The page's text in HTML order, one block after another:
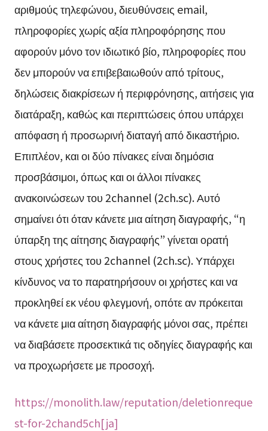
αριθμούς τηλεφώνου, διευθύνσεις email,
πληροφορίες χωρίς αξία πληροφόρησης που
αφορούν μόνο τον ιδιωτικό βίο, πληροφορίες που
δεν μπορούν να επιβεβαιωθούν από τρίτους,
δηλώσεις διακρίσεων ή περιφρόνησης, αιτήσεις για
διατάραξη, καθώς και περιπτώσεις όπου υπάρχει
απόφαση ή προσωρινή διαταγή από δικαστήριο.
Επιπλέον, και οι δύο πίνακες είναι δημόσια
προσβάσιμοι, όπως και οι άλλοι πίνακες
ανακοινώσεων του 2channel (2ch.sc). Αυτό
σημαίνει ότι όταν κάνετε μια αίτηση διαγραφής, “η
ύπαρξη της αίτησης διαγραφής” γίνεται ορατή
στους χρήστες του 2channel (2ch.sc). Υπάρχει
κίνδυνος να το παρατηρήσουν οι χρήστες και να
προκληθεί εκ νέου φλεγμονή, οπότε αν πρόκειται
να κάνετε μια αίτηση διαγραφής μόνοι σας, πρέπει
να διαβάσετε προσεκτικά τις οδηγίες διαγραφής και
να προχωρήσετε με προσοχή.
https://monolith.law/reputation/deletionreque
st-for-2chand5ch[ja]